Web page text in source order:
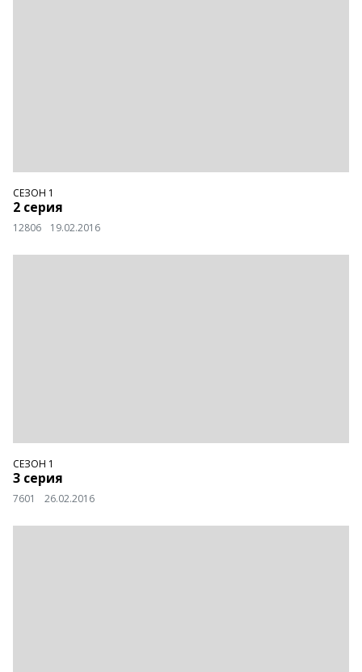
СЕЗОН 1
2 серия
12806 19.02.2016
СЕЗОН 1
3 серия
7601 26.02.2016